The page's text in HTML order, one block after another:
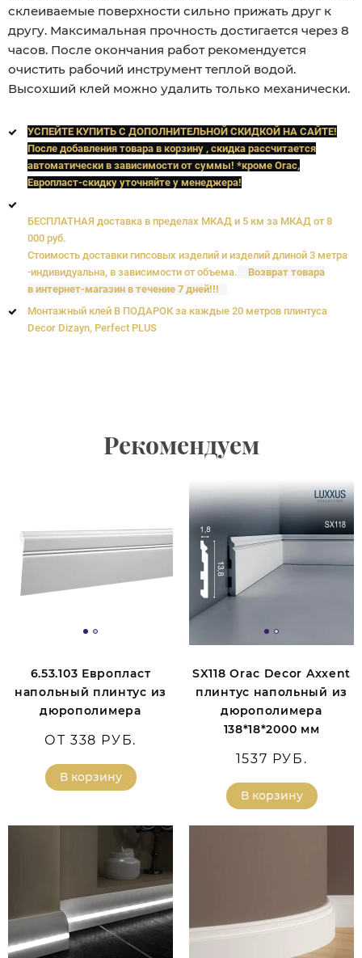
склеиваемые поверхности сильно прижать друг к
другу. Максимальная прочность достигается через 8
часов. После окончания работ рекомендуется
очистить рабочий инструмент теплой водой.
Высохший клей можно удалить только механически.
УСПЕЙТЕ КУПИТЬ C ДОПОЛНИТЕЛЬНОЙ СКИДКОЙ НА САЙТЕ!
После добавления товара в корзину , скидка рассчитается
автоматически в зависимости от суммы! *кроме Orac,
Европласт-скидку уточняйте у менеджера!
БЕСПЛАТНАЯ доставка в пределах МКАД и 5 км за МКАД от 8
000 руб.
Стоимость доставки гипсовых изделий и изделий длиной 3 метра
-индивидуальна, в зависимости от объема.
Возврат товара
в интернет-магазин в течение 7 дней!!!
Монтажный клей В ПОДАРОК за каждые 20 метров плинтуса
Decor Dizayn, Perfect PLUS
Рекомендуем
6.53.103 Европласт
напольный плинтус из
дюрополимера
ОТ 338 РУБ.
В корзину
SX118 Orac Decor Axxent
плинтус напольный из
дюрополимера
138*18*2000 мм
1537 РУБ.
В корзину